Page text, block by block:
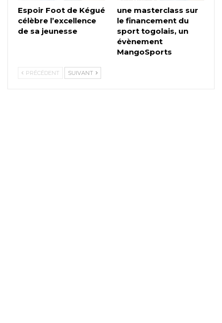
Espoir Foot de Kégué
célèbre l’excellence
de sa jeunesse
une masterclass sur
le financement du
sport togolais, un
évènement
MangoSports
PRÉCÉDENT SUIVANT